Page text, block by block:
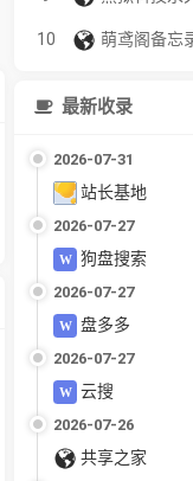
10 萌鸢阁备忘
最新收录
2026-07-31
站长基地
2026-07-27
狗盘搜索
2026-07-27
盘多多
2026-07-27
云搜
2026-07-26
共享之家